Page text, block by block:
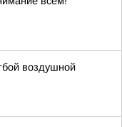
воздушной